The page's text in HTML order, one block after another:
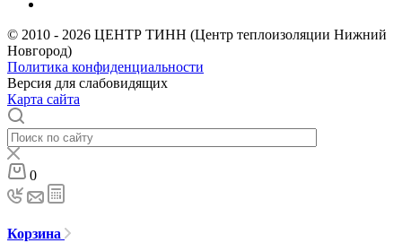
© 2010 - 2026 ЦЕНТР ТИНН (Центр теплоизоляции Нижний
Новгород)
Политика конфиденциальности
Версия для слабовидящих
Карта сайта
0
Корзина